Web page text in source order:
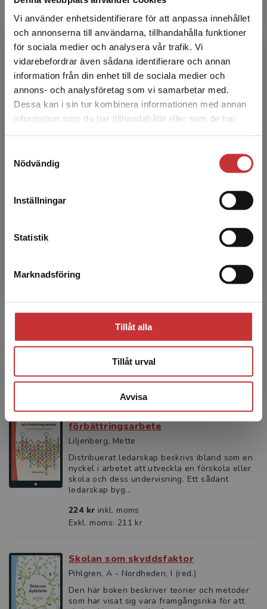
Vi använder enhetsidentifierare för att anpassa innehållet
och annonserna till användarna, tillhandahålla funktioner
för sociala medier och analysera vår trafik. Vi
vidarebefordrar även sådana identifierare och annan
information från din enhet till de sociala medier och
annons- och analysföretag som vi samarbetar med.
Dessa kan i sin tur kombinera informationen med annan
information som du har tillhandahållit eller som de har
Nödvändig
Inställningar
Statistik
Marknadsföring
Tillåt alla
Tillåt urval
Avvisa
Begränsad fraktregion
Det verkar som att du besöker
studentlitteratur.se via en enhet utanför Sverige.
Vi erbjuder inte leveranser utanför Sverige. För
att kunna slutföra ett köp måste
Människan lever i grupper – och grupper lever
i människan. Organisationer består av grupper,
och dessa är inte bara något vi formar – de
282 krinkl. moms
Exkl. moms: 266 kr
Gruppsykologi
Svedberg, Lars
i människan. Organisationer består av grupper,
och dessa är inte bara något vi formar – de
förbättringsarbete
nyckel i arbetet att utveckla en förskola eller
skola och dess undervisning. Ett sådant
inkl. moms
Exkl. moms: 341 kr
Distribuerat ledarskap och
förbättringsarbete
Liljenberg, Mette
Distribuerat ledarskap beskrivs ibland som en
nyckel i arbetet att utveckla en förskola eller
skola och dess undervisning. Ett sådant
ledarskap byg...
224 kr inkl. moms
Exkl. moms: 211 kr
Skolan som skyddsfaktor
Pihlgren, A - Nordheden, I (red.)
Den här boken beskriver teorier och metoder
som har visat sig vara framgångsrika för att